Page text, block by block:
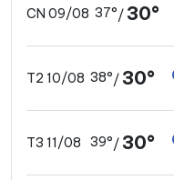
CN 09/08 37°/30°
T2 10/08 38°/30°
T3 11/08 39°/30°